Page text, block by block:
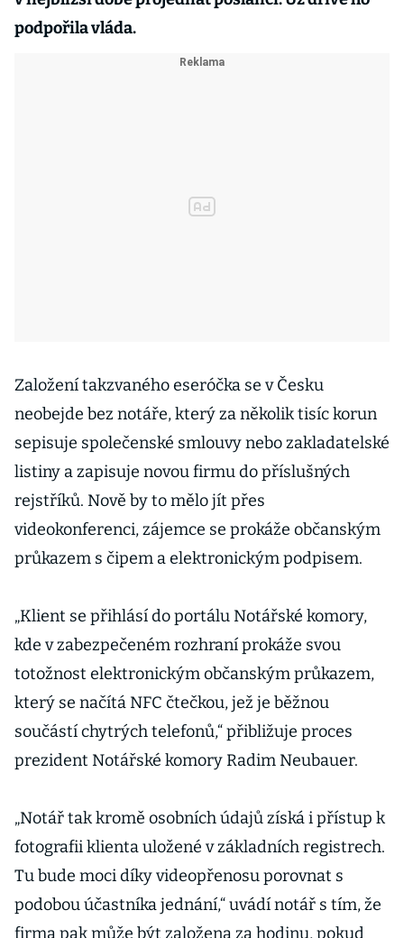
podpořila vláda.
Založení takzvaného eseróčka se v Česku
neobejde bez notáře, který za několik tisíc korun
sepisuje společenské smlouvy nebo zakladatelské
listiny a zapisuje novou firmu do příslušných
rejstříků. Nově by to mělo jít přes
videokonferenci, zájemce se prokáže občanským
průkazem s čipem a elektronickým podpisem.
„Klient se přihlásí do portálu Notářské komory,
kde v zabezpečeném rozhraní prokáže svou
totožnost elektronickým občanským průkazem,
který se načítá NFC čtečkou, jež je běžnou
součástí chytrých telefonů,“ přibližuje proces
prezident Notářské komory Radim Neubauer.
„Notář tak kromě osobních údajů získá i přístup k
fotografii klienta uložené v základních registrech.
Tu bude moci díky videopřenosu porovnat s
podobou účastníka jednání,“ uvádí notář s tím, že
firma pak může být založena za hodinu, pokud